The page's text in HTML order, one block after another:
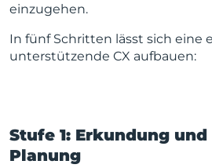
einzugehen.
In fünf Schritten lässt sich eine
unterstützende CX aufbauen:
Stufe 1: Erkundung
Planung